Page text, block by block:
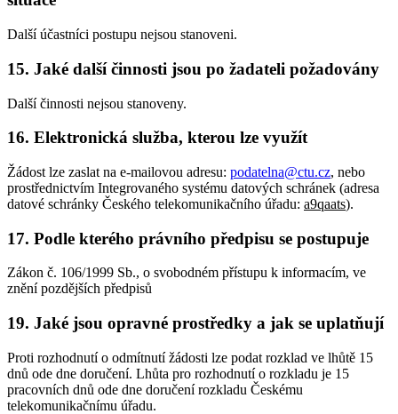
Další účastníci postupu nejsou stanoveni.
15. Jaké další činnosti jsou po žadateli požadovány
Další činnosti nejsou stanoveny.
16. Elektronická služba, kterou lze využít
Žádost lze zaslat na e-mailovou adresu: podatelna@ctu.cz, nebo
prostřednictvím Integrovaného systému datových schránek (adresa
datové schránky Českého telekomunikačního úřadu: a9qaats).
17. Podle kterého právního předpisu se postupuje
Zákon č. 106/1999 Sb., o svobodném přístupu k informacím, ve
znění pozdějších předpisů
19. Jaké jsou opravné prostředky a jak se uplatňují
Proti rozhodnutí o odmítnutí žádosti lze podat rozklad ve lhůtě 15
dnů ode dne doručení. Lhůta pro rozhodnutí o rozkladu je 15
pracovních dnů ode dne doručení rozkladu Českému
telekomunikačnímu úřadu.